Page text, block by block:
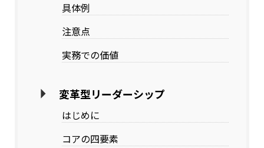
具体例
注意点
実務での価値
変革型リーダーシップ
はじめに
コアの四要素